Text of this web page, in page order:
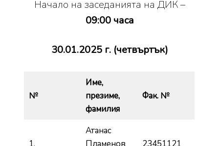
Начало на заседанията на ДИК –
09:00 часа
30.01.2025 г. (четвъртък)
№
Име,
презиме,
фамилия
Фак. №
Атанас